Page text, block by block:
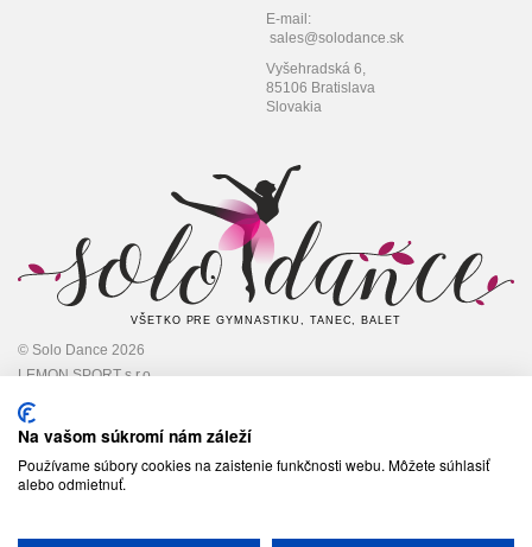
E-mail:
sales@solodance.sk
Vyšehradská 6,
85106 Bratislava
Slovakia
VŠETKO PRE GYMNASTIKU, TANEC, BALET
© Solo Dance 2026
LEMON SPORT s.r.o
IČO: 45 348 545,
DIČ: 2022948301
Na vašom súkromí nám záleží
Používame súbory cookies na zaistenie funkčnosti webu. Môžete súhlasiť
alebo odmietnuť.